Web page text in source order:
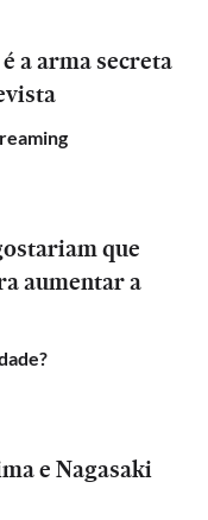
a arma secreta
que
aumentar a
e Nagasaki